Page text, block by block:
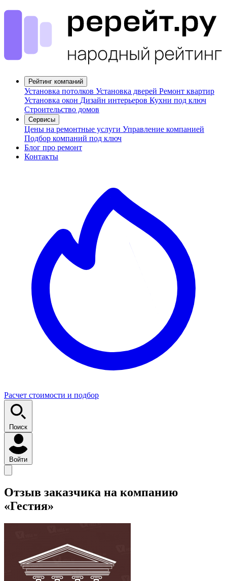
Рейтинг компаний
Установка потолков Установка дверей Ремонт квартир
Установка окон Дизайн интерьеров Кухни под ключ
Строительство домов
Сервисы
Цены на ремонтные услуги Управление компанией
Подбор компаний под ключ
Блог про ремонт
Контакты
Расчет стоимости и подбор
Поиск
Войти
Отзыв заказчика на компанию
«Гестия»